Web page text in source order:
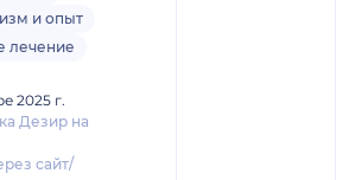
и опыт
лечение
2025 г.
Дезир на
сайт/